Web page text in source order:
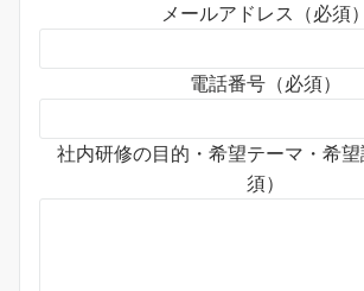
メールアドレス（必須）
電話番号（必須）
社内研修の目的・希望テーマ・希
須）